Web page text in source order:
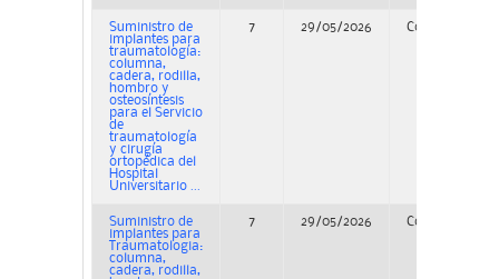
Suministro de
implantes para
traumatología:
columna,
cadera, rodilla,
hombro y
osteosíntesis
para el Servicio
de
traumatología
y cirugía
ortopédica del
Hospital
Universitario ...
7 29/05/2026 Concurso
Suministro de
implantes para
Traumatologia:
columna,
cadera, rodilla,
7 29/05/2026 Concurso